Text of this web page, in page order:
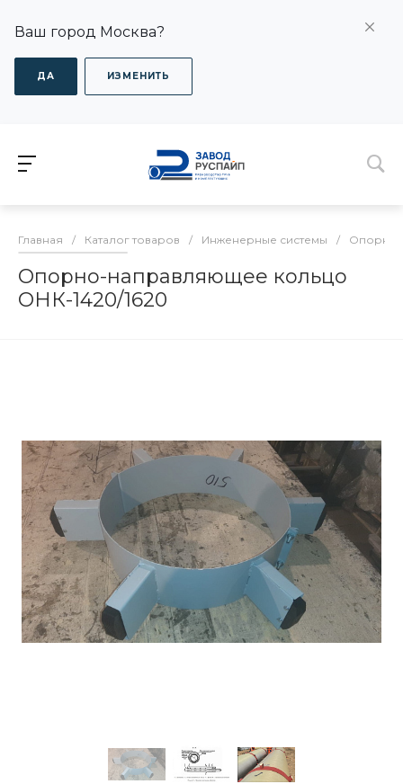
Ваш город Москва?
ДА ИЗМЕНИТЬ
Главная / Каталог товаров / Инженерные системы / Опорно-
Опорно-направляющее кольцо
ОНК-1420/1620